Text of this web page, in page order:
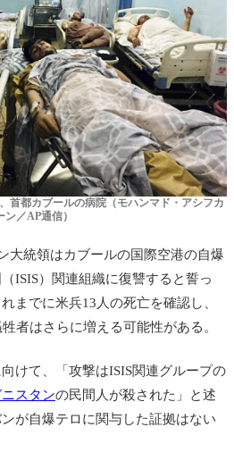
首都カブールの病院（モハンマド・アシフカ
ン／AP通信）
大統領はカブールの国際空港の自爆
ISIS）関連組織に復讐すると誓っ
までに米兵13人の死亡を確認し、
者はさらに増える可能性がある。
けて、「攻撃はISIS関連グループの
スタンの民間人が殺された」と述
が自爆テロに関与した証拠はない